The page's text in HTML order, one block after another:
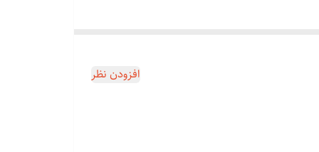
افزودن نظر